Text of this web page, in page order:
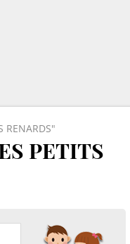
RENARDS"
PETITS